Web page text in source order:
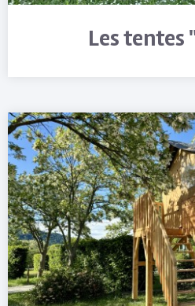
Les tentes